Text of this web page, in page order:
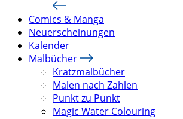
Comics & Manga
Neuerscheinungen
Kalender
Malbücher
Kratzmalbücher
Malen nach Zahlen
Punkt zu Punkt
Magic Water Colouring